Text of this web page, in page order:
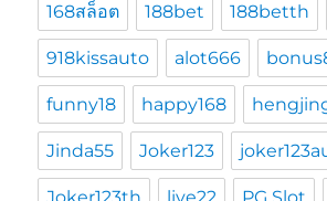
168สล็อต 188bet 188betth
918kissauto alot666
funny18 happy168
Jinda55 Joker123